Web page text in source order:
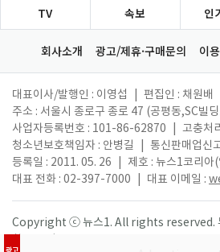
TV 속보 인
회사소개 광고/제휴·구매문의 이
대표이사/발행인 : 이영섭 편집인 : 채원배
주소 : 서울시 종로구 종로 47 (공평동,SC빌
사업자등록번호 : 101-86-62870
고충처
청소년보호책임자 : 안병길
통신판매업신
등록일 : 2011. 05. 26
제호 : 뉴스1코리아
대표 전화 : 02-397-7000
대표 이메일 :
Copyright ⓒ 뉴스1. All rights reserved.
활용 금지.